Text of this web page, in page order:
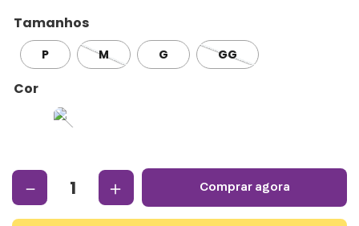
Tamanhos
P M G GG
Cor
＋
－ comprar agora